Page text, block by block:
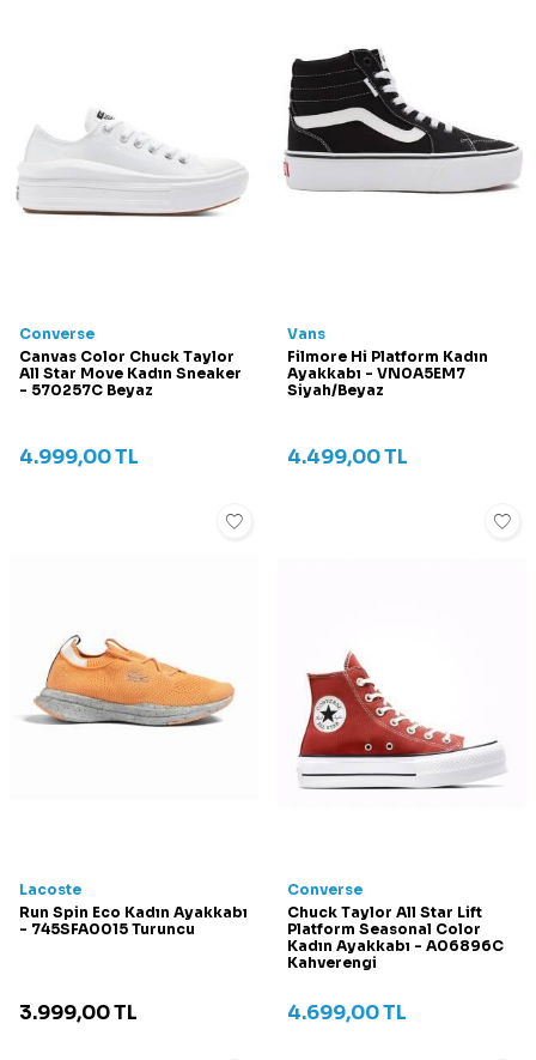
Converse
Canvas Color Chuck Taylor
All Star Move Kadın Sneaker
- 570257C Beyaz
4.999,00TL
Vans
Filmore Hi Platform Kadın
Ayakkabı - VN0A5EM7
Siyah/Beyaz
4.499,00TL
Lacoste
Run Spin Eco Kadın Ayakkabı
- 745SFA0015 Turuncu
3.999,00TL
Converse
Chuck Taylor All Star Lift
Platform Seasonal Color
Kadın Ayakkabı - A06896C
Kahverengi
4.699,00TL